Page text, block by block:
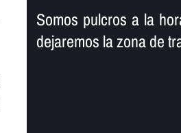
Somos pulcros a la
dejaremos la zona de